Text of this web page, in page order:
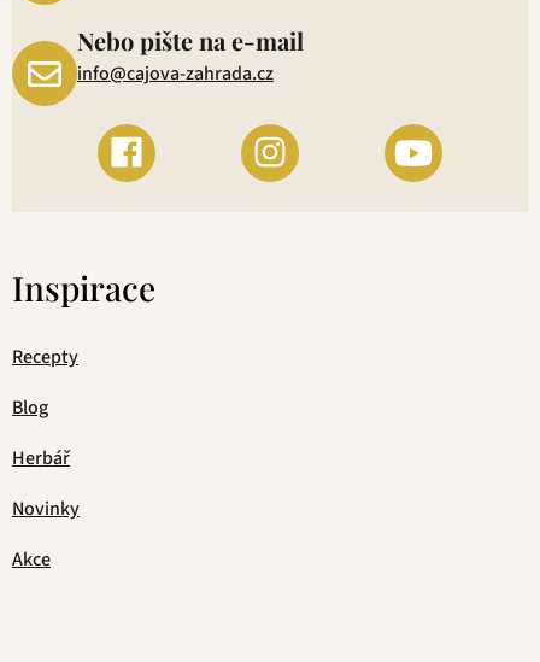
Nebo pište na e-mail
info@cajova-zahrada.cz
Inspirace
Recepty
Blog
Herbář
Novinky
Akce